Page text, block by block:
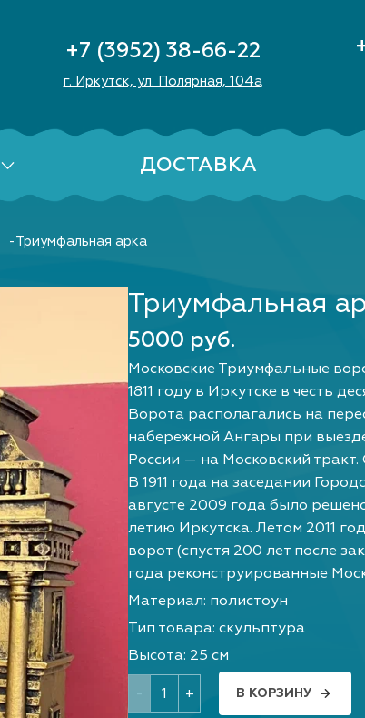
+7 (3952) 38-66-22
г. Иркутск, ул. Полярная, 104а
ДОСТАВКА
Триумфальная арка
Триумфальная
5000 руб.
Московские Триумфальные
1811 году в Иркутске в честь
Ворота располагались на
набережной Ангары при
России — на Московский
В 1911 года на заседании
августе 2009 года было
летию Иркутска. Летом 2011
ворот (спустя 200 лет после
года реконструированные
Материал: полистоун
Тип товара: скульптура
Высота: 25 см
+ В КОРЗИНУ